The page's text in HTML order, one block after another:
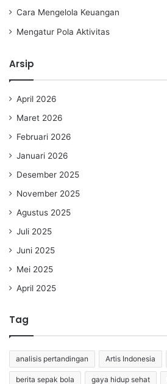
Cara Mengelola Keuangan
Mengatur Pola Aktivitas
Arsip
April 2026
Maret 2026
Februari 2026
Januari 2026
Desember 2025
November 2025
Agustus 2025
Juli 2025
Juni 2025
Mei 2025
April 2025
Tag
analisis pertandingan Artis Indonesia
berita sepak bola gaya hidup sehat